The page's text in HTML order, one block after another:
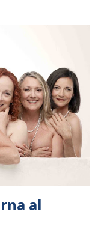
per il secondo anno
di applaudire i
per la quarta
Järvi (affiancato
al